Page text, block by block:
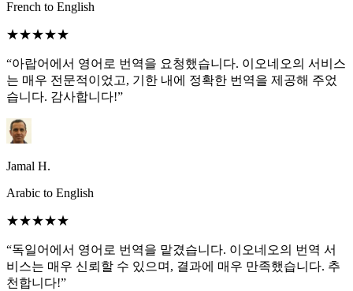
French to English
★★★★★
“아랍어에서 영어로 번역을 요청했습니다. 이오네오의 서비스
는 매우 전문적이었고, 기한 내에 정확한 번역을 제공해 주었
습니다. 감사합니다!”
Jamal H.
Arabic to English
★★★★★
“독일어에서 영어로 번역을 맡겼습니다. 이오네오의 번역 서
비스는 매우 신뢰할 수 있으며, 결과에 매우 만족했습니다. 추
천합니다!”